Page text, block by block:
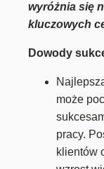
wyróżnia się
kluczowych
Dowody
może
pracy.
klientów